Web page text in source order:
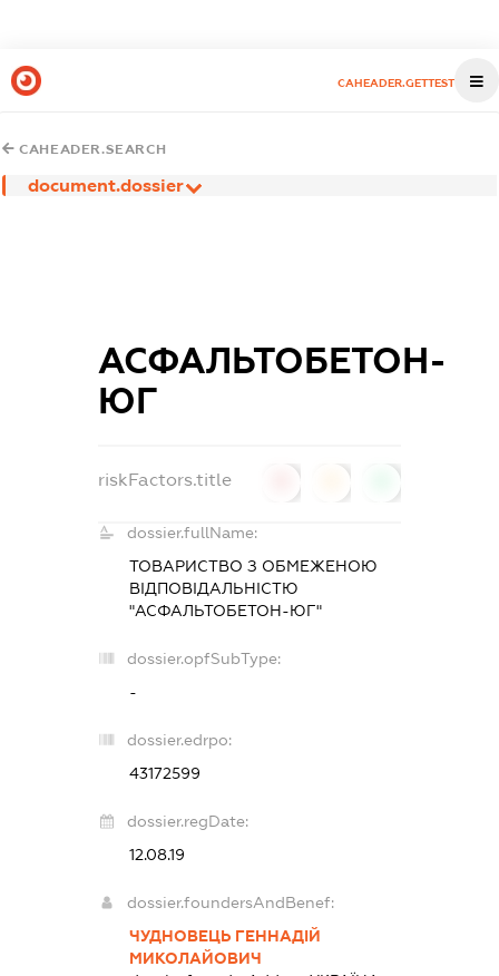
CAHEADER.GETTEST
CAHEADER.SEARCH
document.dossier
АСФАЛЬТОБЕТОН-
ЮГ
riskFactors.title
dossier.fullName:
ТОВАРИСТВО З ОБМЕЖЕНОЮ
ВІДПОВІДАЛЬНІСТЮ
"АСФАЛЬТОБЕТОН-ЮГ"
dossier.opfSubType:
-
dossier.edrpo:
43172599
dossier.regDate:
12.08.19
dossier.foundersAndBenef:
ЧУДНОВЕЦЬ ГЕННАДІЙ
МИКОЛАЙОВИЧ